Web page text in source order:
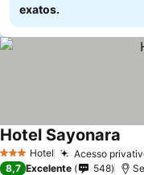
exatos.
3 EstrelasHotel Acesso
Hotel Sayonara
8,7 Excelente 548